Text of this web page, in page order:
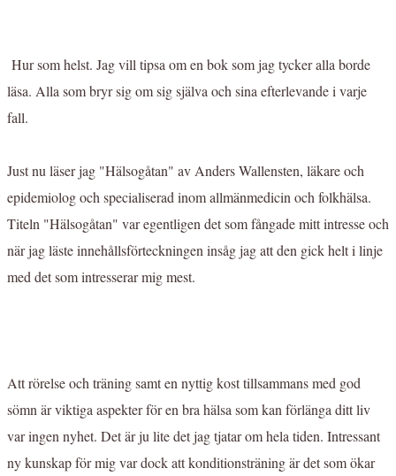
Hur som helst. Jag vill tipsa om en bok som jag tycker alla borde
läsa. Alla som bryr sig om sig själva och sina efterlevande i varje
fall.
Just nu läser jag "Hälsogåtan" av Anders Wallensten, läkare och
epidemiolog och specialiserad inom allmänmedicin och folkhälsa.
Titeln "Hälsogåtan" var egentligen det som fångade mitt intresse och
när jag läste innehållsförteckningen insåg jag att den gick helt i linje
med det som intresserar mig mest.
Att rörelse och träning samt en nyttig kost tillsammans med god
sömn är viktiga aspekter för en bra hälsa som kan förlänga ditt liv
var ingen nyhet. Det är ju lite det jag tjatar om hela tiden. Intressant
ny kunskap för mig var dock att konditionsträning är det som ökar